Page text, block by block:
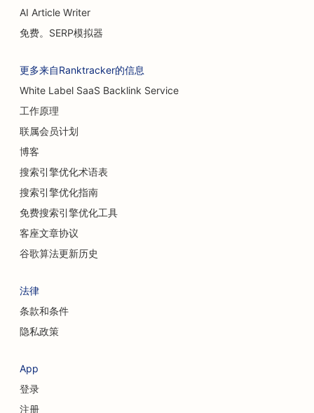
AI Article Writer
免费。SERP模拟器
更多来自Ranktracker的信息
White Label SaaS Backlink Service
工作原理
联属会员计划
博客
搜索引擎优化术语表
搜索引擎优化指南
免费搜索引擎优化工具
客座文章协议
谷歌算法更新历史
法律
条款和条件
隐私政策
App
登录
注册